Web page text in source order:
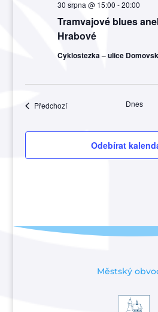
Tramvajové blues
Hrabové
30 srpna @ 15:00 -20:00
Cyklostezka – ulice
PředchozíAkce Dnes
Odebírat
Městský